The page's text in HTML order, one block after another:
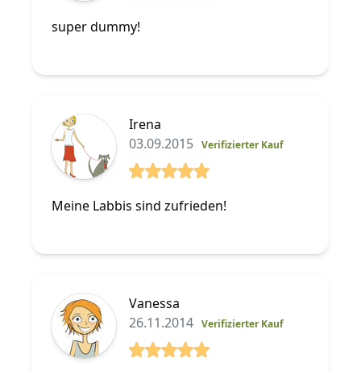
super dummy!
Irena
03.09.2015 Verifizierter Kauf
Meine Labbis sind zufrieden!
Vanessa
26.11.2014 Verifizierter Kauf